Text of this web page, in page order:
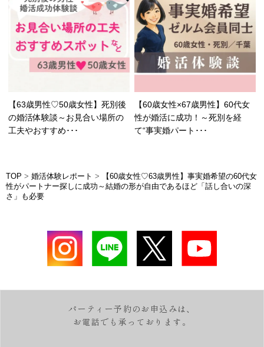
【63歳男性♡50歳女性】死別後
の婚活体験談～お見合い場所の
工夫やおすすめ･･･
【60歳女性×67歳男性】60代女
性が婚活に成功！～死別を経
て“事実婚パート･･･
TOP > 婚活体験レポート >
【60歳女性♡63歳男性】事実婚希望の60代女
性がパートナー探しに成功～結婚の形が自由であるほど「話し合いの深
さ」も必要
パーティー予約のお申込みは、
お電話でも承っております。